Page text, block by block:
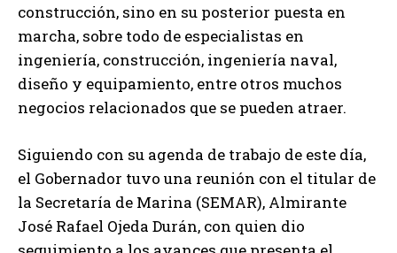
construcción, sino en su posterior puesta en
marcha, sobre todo de especialistas en
ingeniería, construcción, ingeniería naval,
diseño y equipamiento, entre otros muchos
negocios relacionados que se pueden atraer.
Siguiendo con su agenda de trabajo de este día,
el Gobernador tuvo una reunión con el titular de
la Secretaría de Marina (SEMAR), Almirante
José Rafael Ojeda Durán, con quien dio